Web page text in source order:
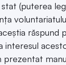
(puterea
răspund
interesul
prezentat